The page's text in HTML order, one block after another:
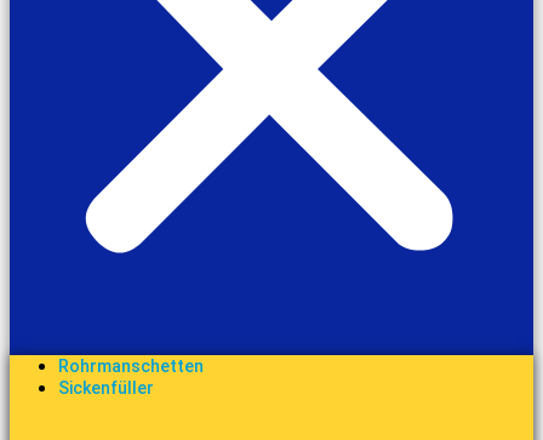
Rohrmanschetten
Sickenfüller